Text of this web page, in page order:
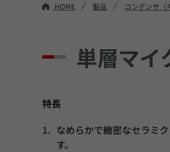
HOME 製品 コンデンサ（
単層マイ
特長
なめらかで緻密なセラミ
す。